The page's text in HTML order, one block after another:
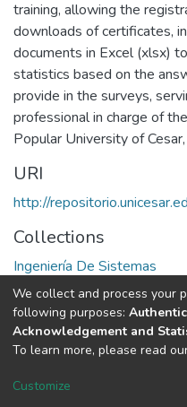
training, allowing the
downloads of certificates,
documents in Excel (xlsx)
statistics based on the
provide in the surveys,
professional in charge of
Popular University of
URI
http://
Collections
Ingeniería De Sistemas
Full item page
DSpace software
Cookie
We collect and process your
following purposes:
Acknowledgement and
To learn more, please read
Customize